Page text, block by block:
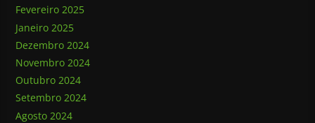
Fevereiro 2025
Janeiro 2025
Dezembro 2024
Novembro 2024
Outubro 2024
Setembro 2024
Agosto 2024